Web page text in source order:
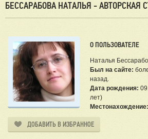
БЕССАРАБОВА НАТАЛЬЯ - АВТОРСКАЯ
О ПОЛЬЗОВАТЕЛЕ
Наталья
Был на сайте:
назад.
Дата рождения:
лет)
Местонахождение:
ДОБАВИТЬ В ИЗБРАННОЕ